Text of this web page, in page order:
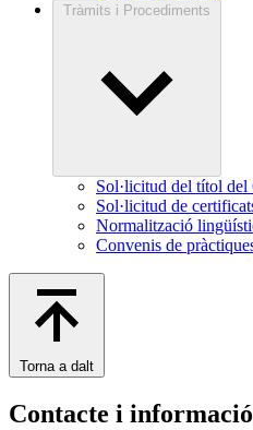
Tràmits i Procediments
Sol·licitud del títol
Sol·licitud de
Normalització
Convenis de
Torna a dalt
Contacte i